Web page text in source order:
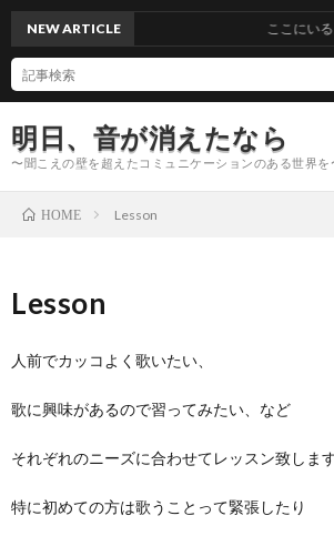
明日、音が消えたなら
〜聞こえの壁を超えたコミュニケーションのある世界を
NEW ARTICLE ここにいるよ
HOME Lesson
Lesson
人前でカッコよく歌いたい、
歌に興味があるので習ってみたい、など
それぞれのニーズに合わせてレッスン致します
特に初めての方は歌うことって緊張したり